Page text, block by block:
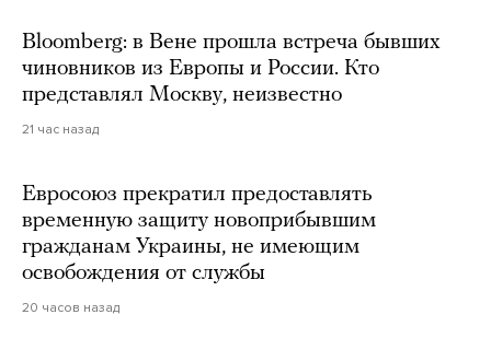
Bloomberg: в Вене прошла встреча бывших
чиновников из Европы и России. Кто
представлял Москву, неизвестно
21 час назад
Евросоюз прекратил предоставлять
временную защиту новоприбывшим
гражданам Украины, не имеющим
освобождения от службы
20 часов назад